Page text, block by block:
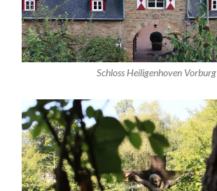
Schloss Heiligenhoven Vorburg